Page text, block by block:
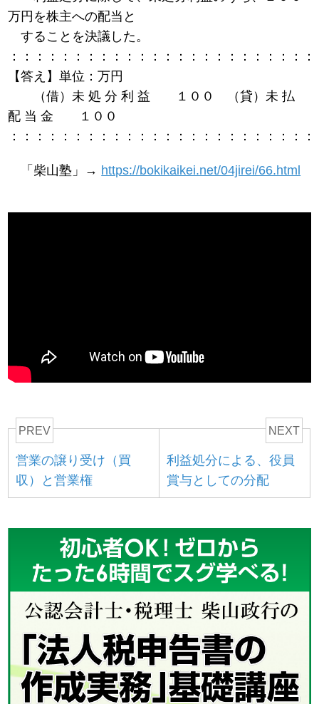
万円を株主への配当と
することを決議した。
：：：：：：：：：：：：：：：：：：：：：：：
【答え】単位：万円
（借）未 処 分 利 益 １００ （貸）未 払
配 当 金 １００
：：：：：：：：：：：：：：：：：：：：：：：
「柴山塾」→ https://bokikaikei.net/04jirei/66.html
PREV
営業の譲り受け（買
収）と営業権
NEXT
利益処分による、役員
賞与としての分配